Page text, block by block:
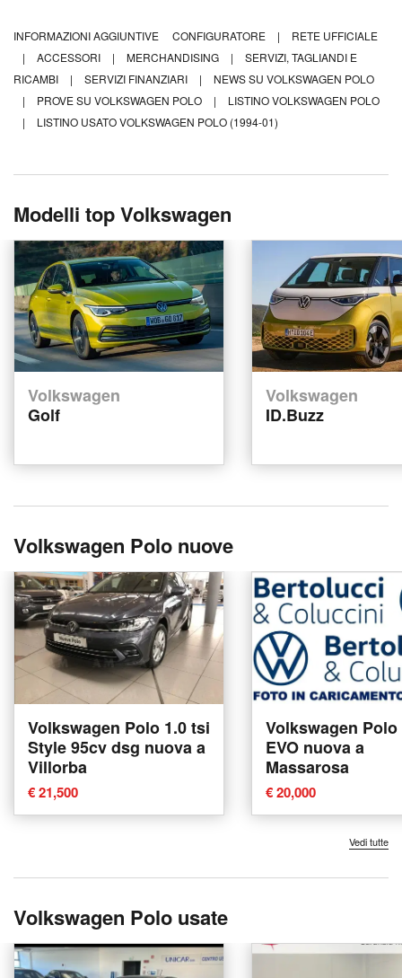
INFORMAZIONI AGGIUNTIVE CONFIGURATORE |
RETE UFFICIALE
|
ACCESSORI | MERCHANDISING |
SERVIZI, TAGLIANDI E
RICAMBI
| SERVIZI FINANZIARI |
NEWS SU VOLKSWAGEN POLO
|
PROVE SU VOLKSWAGEN POLO |
LISTINO VOLKSWAGEN POLO
|
LISTINO USATO VOLKSWAGEN POLO (1994-01)
Modelli top Volkswagen
Volkswagen
Golf
Volkswagen
ID.Buzz
Volkswagen Polo nuove
Volkswagen Polo 1.0 tsi
Style 95cv dsg nuova a
Villorba
€ 21,500
Volkswagen Polo
EVO nuova a
Massarosa
€ 20,000
Vedi tutte
Volkswagen Polo usate